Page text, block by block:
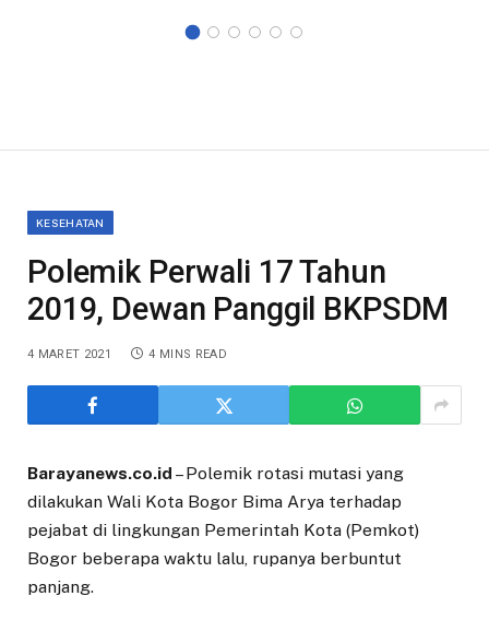
KESEHATAN
Polemik Perwali 17 Tahun
2019, Dewan Panggil BKPSDM
4 MARET 2021 4 MINS READ
Barayanews.co.id – Polemik rotasi mutasi yang
dilakukan Wali Kota Bogor Bima Arya terhadap
pejabat di lingkungan Pemerintah Kota (Pemkot)
Bogor beberapa waktu lalu, rupanya berbuntut
panjang.